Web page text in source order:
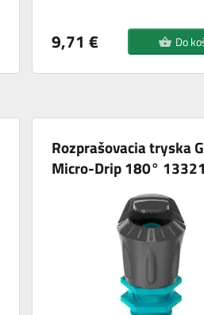
9,71 € Do
Rozprašovacia tryska
Micro-Drip 180°